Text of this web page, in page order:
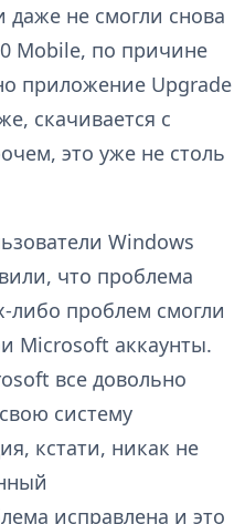
даже не смогли снова
Mobile, по причине
приложение Upgrade
скачивается с
это уже не столь
Windows
что проблема
либо проблем смогли
Microsoft аккаунты.
все довольно
систему
кстати, никак не
исправлена и это